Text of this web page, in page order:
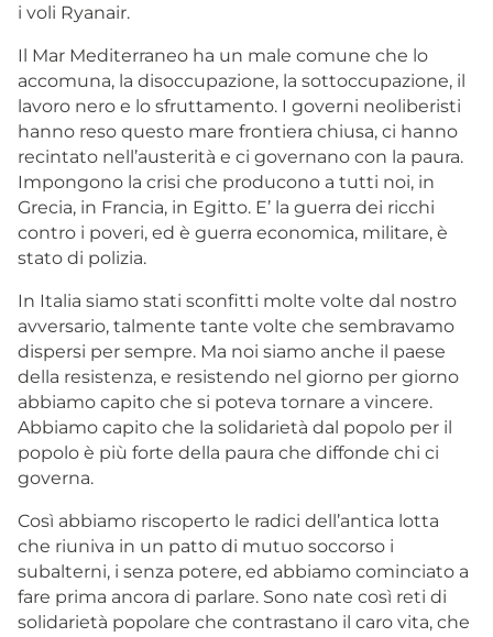
i voli Ryanair.
Il Mar Mediterraneo ha un male comune che lo
accomuna, la disoccupazione, la sottoccupazione, il
lavoro nero e lo sfruttamento. I governi neoliberisti
hanno reso questo mare frontiera chiusa, ci hanno
recintato nell’austerità e ci governano con la paura.
Impongono la crisi che producono a tutti noi, in
Grecia, in Francia, in Egitto. E’ la guerra dei ricchi
contro i poveri, ed è guerra economica, militare, è
stato di polizia.
In Italia siamo stati sconfitti molte volte dal nostro
avversario, talmente tante volte che sembravamo
dispersi per sempre. Ma noi siamo anche il paese
della resistenza, e resistendo nel giorno per giorno
abbiamo capito che si poteva tornare a vincere.
Abbiamo capito che la solidarietà dal popolo per il
popolo è più forte della paura che diffonde chi ci
governa.
Così abbiamo riscoperto le radici dell’antica lotta
che riuniva in un patto di mutuo soccorso i
subalterni, i senza potere, ed abbiamo cominciato a
fare prima ancora di parlare. Sono nate così reti di
solidarietà popolare che contrastano il caro vita, che